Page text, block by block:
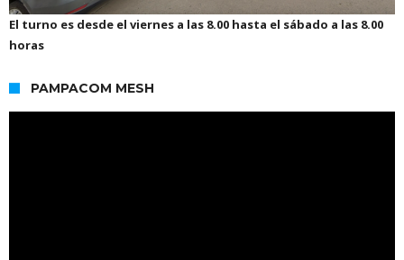
El turno es desde el viernes a las 8.00 hasta el sábado a las 8.00
horas
PAMPACOM MESH